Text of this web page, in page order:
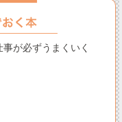
事が必ずうまくいく